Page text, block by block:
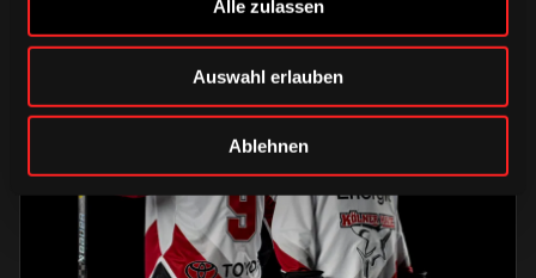
Alle zulassen
Auswahl erlauben
Ablehnen